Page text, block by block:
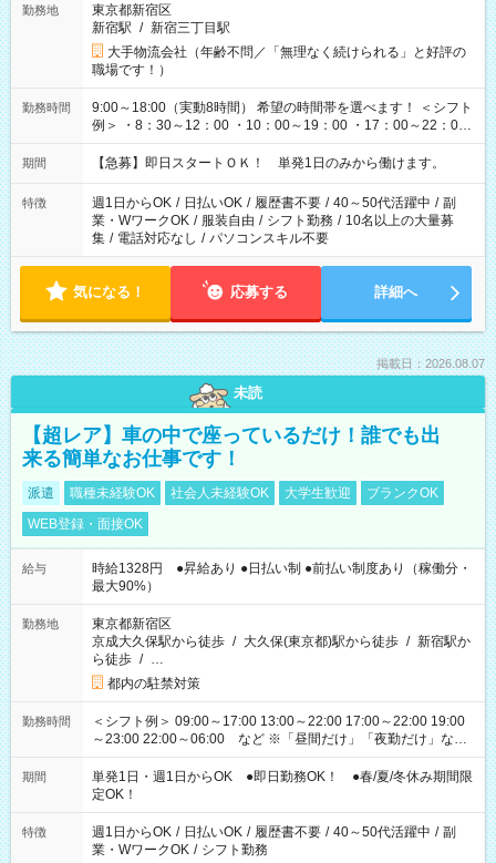
勤務地
東京都新宿区
新宿駅 / 新宿三丁目駅
大手物流会社（年齢不問／「無理なく続けられる」と好評の
職場です！）
勤務時間
9:00～18:00（実動8時間） 希望の時間帯を選べます！ ＜シフト
例＞ ・8：30～12：00 ・10：00～19：00 ・17：00～22：00
・13：00～22：00 ・22：00～翌6：00 など
期間 【急募】即日スタートＯＫ！ 単発1日のみから働けます。
特徴 週1日からOK / 日払いOK / 履歴書不要 / 40～50代活躍中 / 副
業・WワークOK / 服装自由 / シフト勤務 / 10名以上の大量募
集 / 電話対応なし / パソコンスキル不要
気になる！ 応募する 詳細へ
掲載日：2026.08.07
未読
【超レア】車の中で座っているだけ！誰でも出
来る簡単なお仕事です！
派遣 職種未経験OK 社会人未経験OK 大学生歓迎
ブランクOK
WEB登録・面接OK
給与
時給1328円 ●昇給あり ●日払い制 ●前払い制度あり（稼働分・
最大90%）
勤務地
東京都新宿区
京成大久保駅から徒歩 / 大久保(東京都)駅から徒歩 / 新宿駅か
ら徒歩 / …
都内の駐禁対策
勤務時間
＜シフト例＞ 09:00～17:00 13:00～22:00 17:00～22:00 19:00
～23:00 22:00～06:00 など ※「昼間だけ」「夜勤だけ」など
の希望OK
期間
単発1日・週1日からOK ●即日勤務OK！ ●春/夏/冬休み期間限
定OK！
特徴 週1日からOK / 日払いOK / 履歴書不要 / 40～50代活躍中 / 副
業・WワークOK / シフト勤務